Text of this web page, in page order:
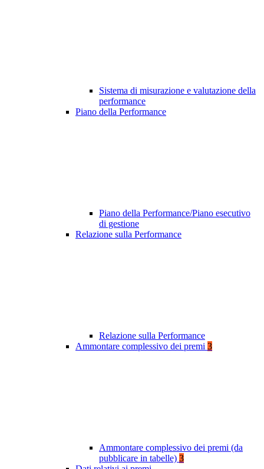
Sistema di misurazione e valutazione della
performance
Piano della Performance
Piano della Performance/Piano esecutivo
di gestione
Relazione sulla Performance
Relazione sulla Performance
Ammontare complessivo dei premi 3
Ammontare complessivo dei premi (da
pubblicare in tabelle) 3